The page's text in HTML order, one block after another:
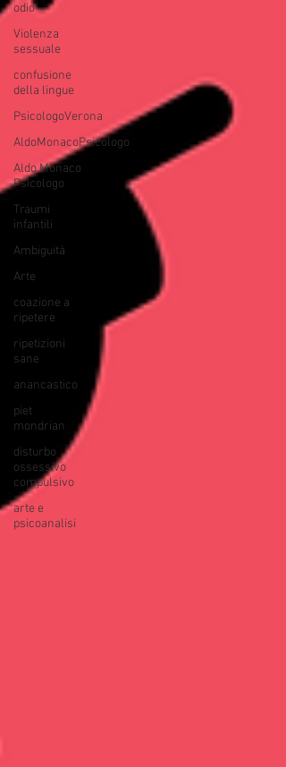
odio
Violenza
sessuale
confusione
della lingue
PsicologoVerona
AldoMonacoPsicologo
Aldo Monaco
Psicologo
Traumi
infantili
Ambiguità
Arte
coazione a
ripetere
ripetizioni
sane
anancastico
piet
mondrian
disturbo
ossessivo
compulsivo
arte e
psicoanalisi